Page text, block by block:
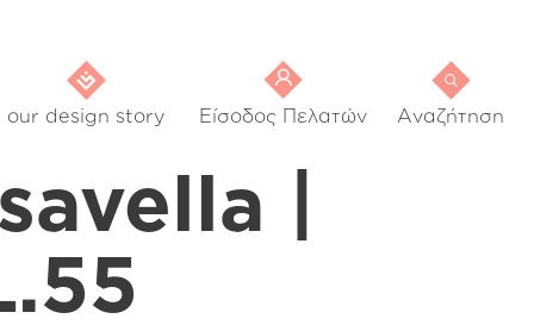
our design story Είσοδος Πελατών Αναζήτηση
|